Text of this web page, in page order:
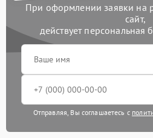
При оформлении заявки на
сайт,
действует персональная
Отправляя, Вы соглашаетесь с